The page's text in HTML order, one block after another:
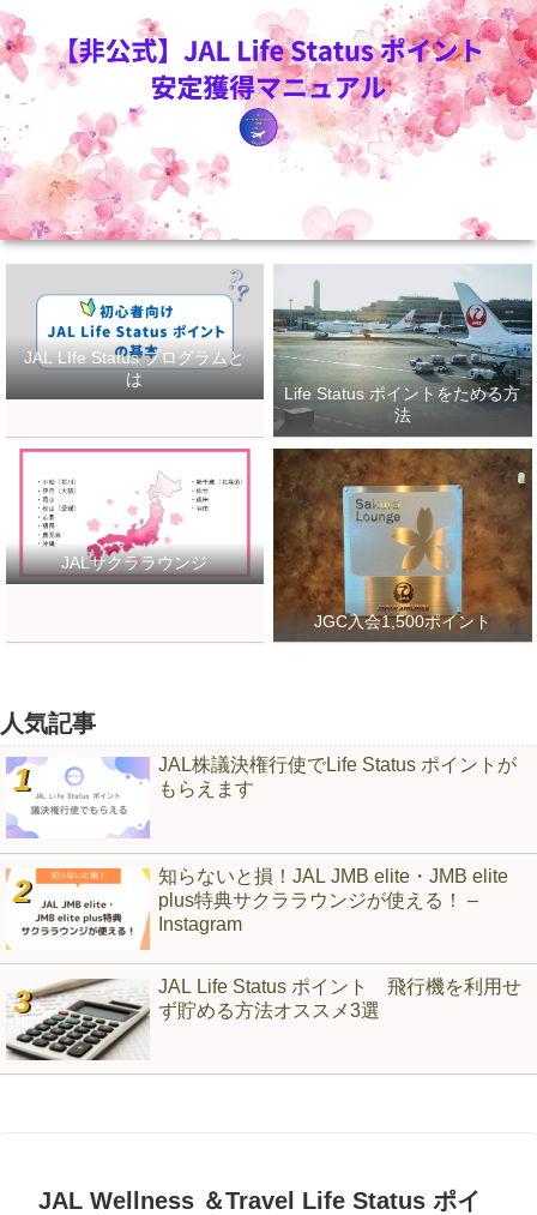
JAL LIfe Status プログラムと
は
Life Status ポイントをためる方
法
JALサクララウンジ
JGC入会1,500ポイント
人気記事
JAL株議決権行使でLife Status ポイントが
もらえます
知らないと損！JAL JMB elite・JMB elite
plus特典サクララウンジが使える！ –
Instagram
JAL Life Status ポイント 飛行機を利用せ
ず貯める方法オススメ3選
JAL Wellness ＆Travel Life Status ポイ